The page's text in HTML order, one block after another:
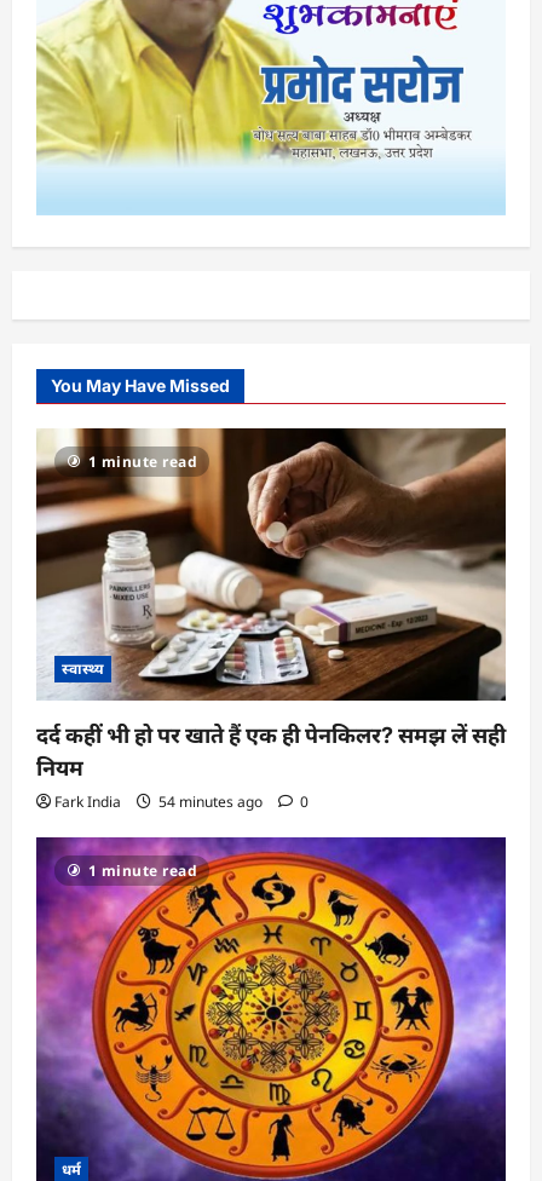
You May Have Missed
1 minute read
स्वास्थ्य
दर्द कहीं भी हो पर खाते हैं एक ही पेनकिलर? समझ लें सही
नियम
Fark India 54 minutes ago 0
1 minute read
धर्म